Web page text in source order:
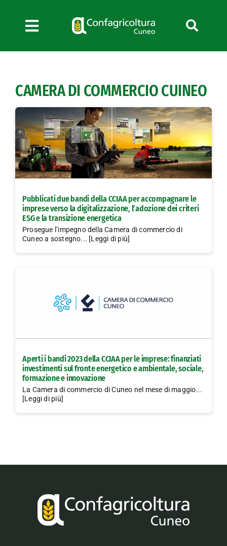
contenuto
Toggle
Navigation
News
Bandi
Formazione
Convenzioni
L’Agricoltore cuneese
Lavora con noi
Contatti
CAMERA DI COMMERCIO CUINEO
Pubblicati due bandi della CCIAA per accompagnare le
imprese verso la digitalizzazione, l’adozione dei criteri
ESG e la transizione energetica
Prosegue l’impegno della Camera di commercio di
Cuneo a sostegno... [Leggi di più]
Aperti i bandi 2023 della CCIAA per le imprese: finanziati
investimenti sul fronte energetico e ambientale, sociale,
formazione e innovazione
La Camera di commercio di Cuneo nel mese di maggio...
[Leggi di più]